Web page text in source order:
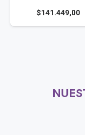
$141.449,00